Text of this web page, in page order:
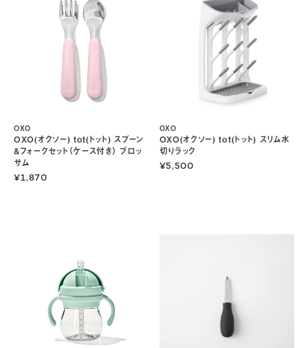
OXO(オクソー) tot(トット) スプーン
&フォークセット（ケース付き） ブロッ
サム
OXO
¥1,870
OXO(オクソー) tot(トット) スリム水
切りラック
OXO
¥5,500